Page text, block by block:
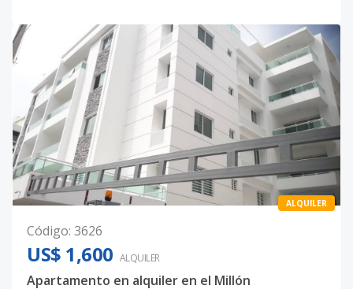
ALQUILER
Código: 3626
US$ 1,600 ALQUILER
Apartamento en alquiler en el Millón